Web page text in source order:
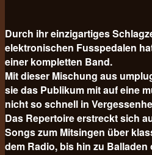
Durch ihr einzigartiges
elektronischen Fusspedalen
einer kompletten Band.
Mit dieser Mischung aus
sie das Publikum mit auf eine
nicht so schnell in
Das Repertoire erstreckt sich
Songs zum Mitsingen über
dem Radio, bis hin zu Balladen